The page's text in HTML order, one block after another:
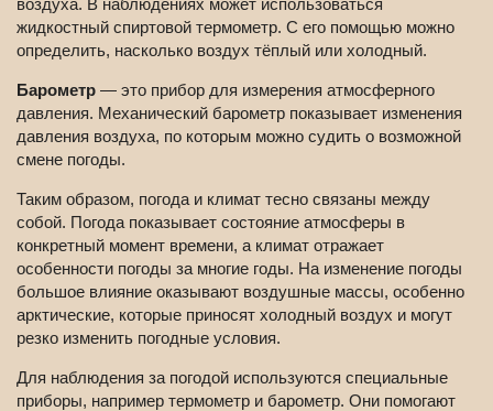
жидкостный спиртовой термометр. С его помощью можно
определить, насколько воздух тёплый или холодный.
Барометр — это прибор для измерения атмосферного
давления. Механический барометр показывает изменения
давления воздуха, по которым можно судить о возможной
смене погоды.
Таким образом, погода и климат тесно связаны между
собой. Погода показывает состояние атмосферы в
конкретный момент времени, а климат отражает
особенности погоды за многие годы. На изменение погоды
большое влияние оказывают воздушные массы, особенно
арктические, которые приносят холодный воздух и могут
резко изменить погодные условия.
Для наблюдения за погодой используются специальные
приборы, например термометр и барометр. Они помогают